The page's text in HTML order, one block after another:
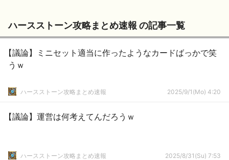
ハースストーン攻略まとめ速報 の記事一覧
【議論】ミニセット適当に作ったようなカードばっかで笑
うｗ
ハースストーン攻略まとめ速報 2025/9/1(Mo) 4:20
【議論】運営は何考えてんだろうｗ
ハースストーン攻略まとめ速報 2025/8/31(Su) 7:53